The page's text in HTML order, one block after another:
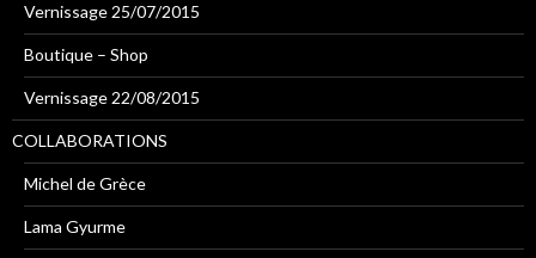
Vernissage 25/07/2015
Boutique – Shop
Vernissage 22/08/2015
COLLABORATIONS
Michel de Grèce
Lama Gyurme